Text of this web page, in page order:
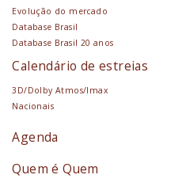
Evolução do mercado
Database Brasil
Database Brasil 20 anos
Calendário de estreias
3D/Dolby Atmos/Imax
Nacionais
Agenda
Quem é Quem